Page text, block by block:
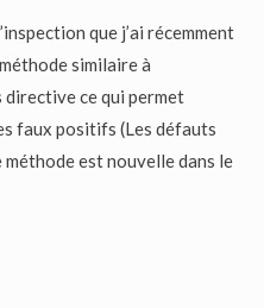
que j’ai récemment
similaire à
directive ce qui permet
faux positifs (Les défauts
méthode est nouvelle dans le